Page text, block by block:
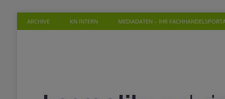
ARCHIVE KN INTERN MEDIADATEN – IHR